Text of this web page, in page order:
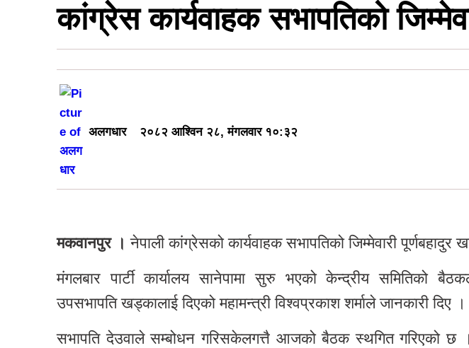
कांग्रेस कार्यवाहक सभापतिको
अलगधार २०८२ आश्विन २८, मंगलवार १०:३२
मकवानपुर । नेपाली कांग्रेसको कार्यवाहक सभापतिको जिम्मेवारी पूर्णबहादुर
मंगलबार पार्टी कार्यालय सानेपामा सुरु भएको केन्द्रीय समितिको
उपसभापति खड्कालाई दिएको महामन्त्री विश्वप्रकाश शर्माले जानकारी दिए ।
सभापति देउवाले सम्बोधन गरिसकेलगत्तै आजको बैठक स्थगित गरिएको छ ।